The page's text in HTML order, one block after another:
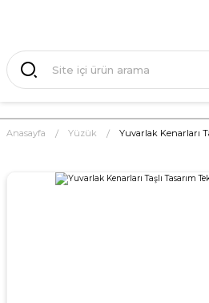
Anasayfa Yüzük Yuvarlak Kenarları